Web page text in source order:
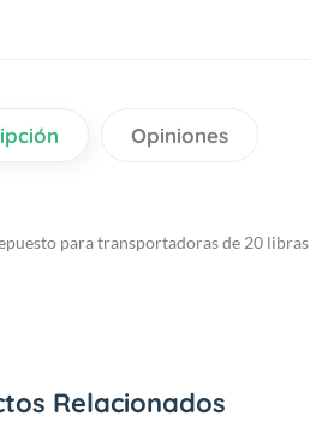
Opiniones
para transportadoras de 20 libras
Relacionados